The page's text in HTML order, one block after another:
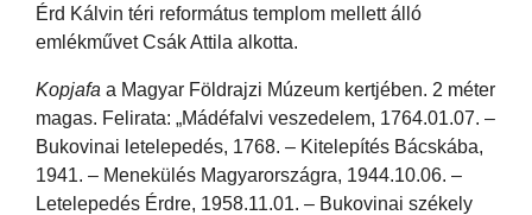
Érd Kálvin téri református templom mellett álló
emlékművet Csák Attila alkotta.
Kopjafa a Magyar Földrajzi Múzeum kertjében. 2 méter
magas. Felirata: „Mádéfalvi veszedelem, 1764.01.07. –
Bukovinai letelepedés, 1768. – Kitelepítés Bácskába,
1941. – Menekülés Magyarországra, 1944.10.06. –
Letelepedés Érdre, 1958.11.01. – Bukovinai székely